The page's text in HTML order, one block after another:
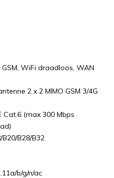
WiFi draadloos, WAN
2 x 2 MIMO GSM 3/4G
Cat.6 (max 300 Mbps
B20/B28/B32
b/g/n/ac